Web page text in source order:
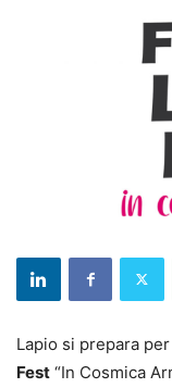
Lapio si prepara
Fest “In Cosmica